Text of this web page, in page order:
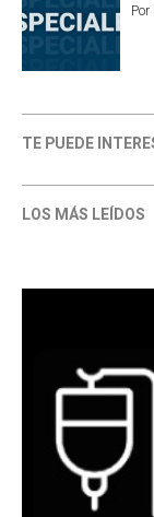
Por
TE PUEDE
LOS MÁS LEÍDOS